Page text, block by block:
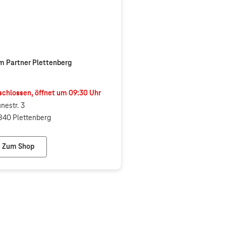
Partner Plettenberg
öffnet um 09:30Uhr
3
Plettenberg
Zum Shop
Telekom Partner Plettenberg